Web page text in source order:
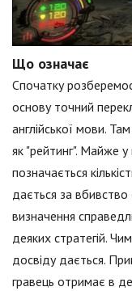
Що означає
Спочатку
основу точний
англійської мови.
як "рейтинг". Майже у
позначається
дається за
визначення
деяких стратегій.
досвіду дається.
гравець отримає в